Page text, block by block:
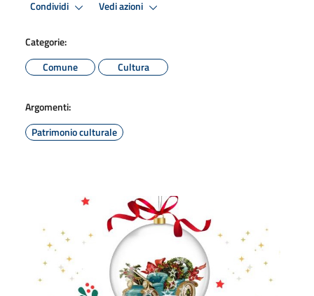
Condividi Vedi azioni
Categorie:
Comune
Cultura
Argomenti:
Patrimonio culturale